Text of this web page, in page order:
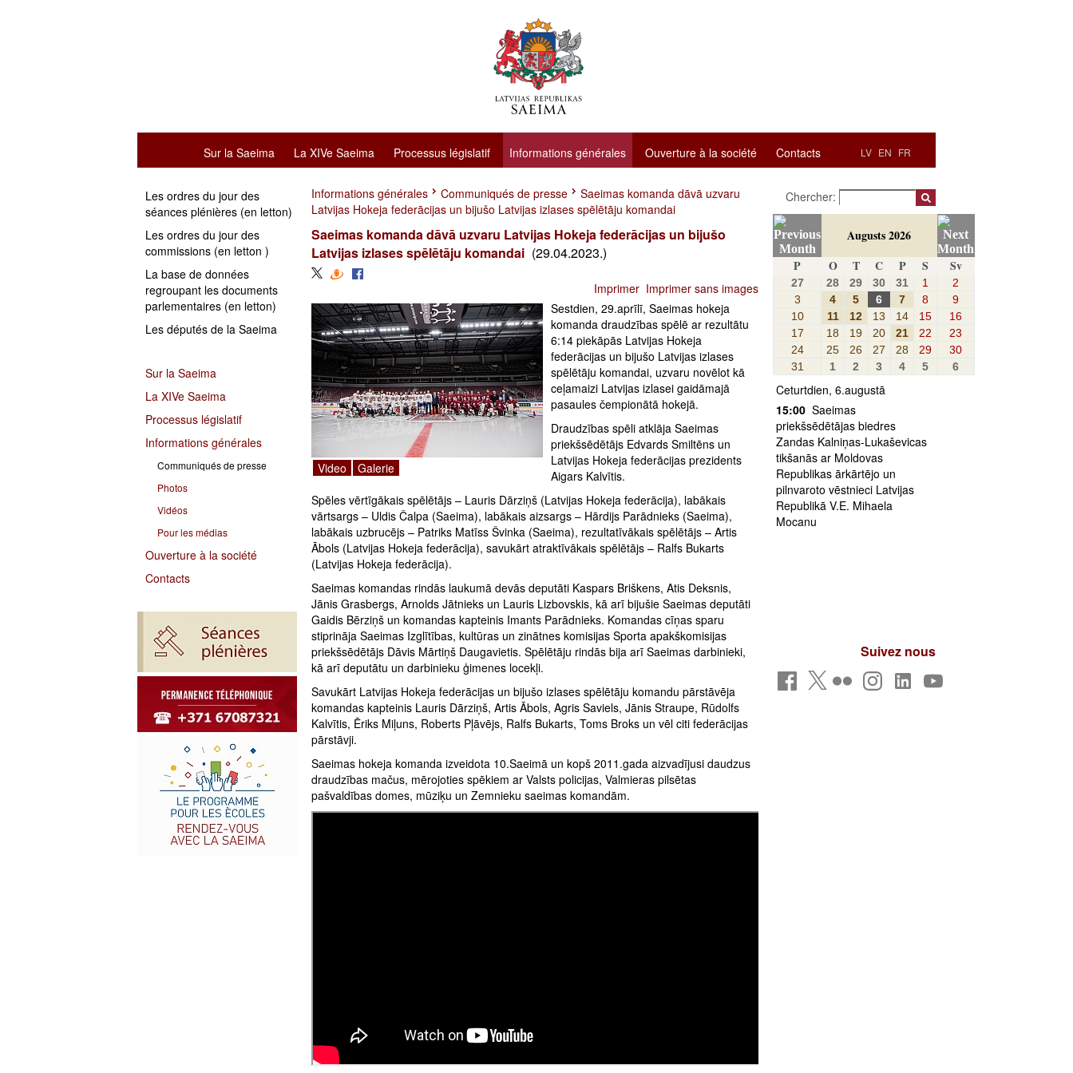
LV EN FR
Sur la Saeima La XIVe Saeima Processus législatif Informations générales Ouverture à la société Contacts
Les ordres du jour des
séances plénières (en letton)
Les ordres du jour des
commissions (en letton )
La base de données
regroupant les documents
parlementaires (en letton)
Les députés de la Saeima
Sur la Saeima
La XIVe Saeima
Processus législatif
Informations générales
Communiqués de presse
Photos
Vidéos
Pour les médias
Ouverture à la société
Contacts
Informations générales Communiqués de presse
Saeimas komanda dāvā uzvaru
Latvijas Hokeja federācijas un bijušo Latvijas izlases spēlētāju komandai
Saeimas komanda dāvā uzvaru Latvijas Hokeja federācijas un bijušo
Latvijas izlases spēlētāju komandai (29.04.2023.)
Imprimer Imprimer sans images
Video Galerie
Sestdien, 29.aprīlī, Saeimas hokeja
komanda draudzības spēlē ar rezultātu
6:14 piekāpās Latvijas Hokeja
federācijas un bijušo Latvijas izlases
spēlētāju komandai, uzvaru novēlot kā
ceļamaizi Latvijas izlasei gaidāmajā
pasaules čempionātā hokejā.
Draudzības spēli atklāja Saeimas
priekšsēdētājs Edvards Smiltēns un
Latvijas Hokeja federācijas prezidents
Aigars Kalvītis.
Spēles vērtīgākais spēlētājs – Lauris Dārziņš (Latvijas Hokeja federācija), labākais
vārtsargs – Uldis Čalpa (Saeima), labākais aizsargs – Hārdijs Parādnieks (Saeima),
labākais uzbrucējs – Patriks Matīss Švinka (Saeima), rezultatīvākais spēlētājs – Artis
Ābols (Latvijas Hokeja federācija), savukārt atraktīvākais spēlētājs – Ralfs Bukarts
(Latvijas Hokeja federācija).
Saeimas komandas rindās laukumā devās deputāti Kaspars Briškens, Atis Deksnis,
Jānis Grasbergs, Arnolds Jātnieks un Lauris Lizbovskis, kā arī bijušie Saeimas deputāti
Gaidis Bērziņš un komandas kapteinis Imants Parādnieks. Komandas cīņas sparu
stiprināja Saeimas Izglītības, kultūras un zinātnes komisijas Sporta apakškomisijas
priekšsēdētājs Dāvis Mārtiņš Daugavietis. Spēlētāju rindās bija arī Saeimas darbinieki,
kā arī deputātu un darbinieku ģimenes locekļi.
Savukārt Latvijas Hokeja federācijas un bijušo izlases spēlētāju komandu pārstāvēja
komandas kapteinis Lauris Dārziņš, Artis Ābols, Agris Saviels, Jānis Straupe, Rūdolfs
Kalvītis, Ēriks Miļuns, Roberts Pļāvējs, Ralfs Bukarts, Toms Broks un vēl citi federācijas
pārstāvji.
Saeimas hokeja komanda izveidota 10.Saeimā un kopš 2011.gada aizvadījusi daudzus
draudzības mačus, mērojoties spēkiem ar Valsts policijas, Valmieras pilsētas
pašvaldības domes, mūziķu un Zemnieku saeimas komandām.
Chercher:
Augusts 2026
P
O T C P S Sv
27 28 29 30 31 1
2
3
4 5 6 7 8
9
10
11 12 13 14 15
16
17
18 19 20 21 22
23
24
25 26 27 28 29
30
31
1 2 3 4 5 6
Ceturtdien, 6.augustā
15:00 Saeimas
priekšsēdētājas biedres
Zandas Kalniņas-Lukaševicas
tikšanās ar Moldovas
Republikas ārkārtējo un
pilnvaroto vēstnieci Latvijas
Republikā V.E. Mihaela
Mocanu
Suivez nous